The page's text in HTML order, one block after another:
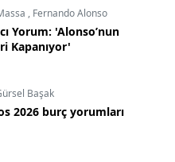
, Fernando Alonso
Yorum: 'Alonso’nun
Kapanıyor'
Başak
2026 burç yorumları